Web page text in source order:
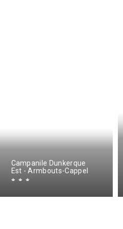
Campanile Dunkerque
Est - Armbouts-Cappel